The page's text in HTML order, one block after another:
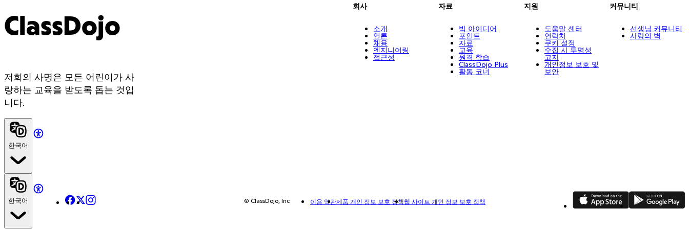
ClassDojo
저희의 사명은 모든 어린이가 사
랑하는 교육을 받도록 돕는 것입
니다.
한국어
회사
소개
언론
채용
엔지니어링
접근성
자료
빅 아이디어
포인트
자료
교육
원격 학습
ClassDojo Plus
활동 코너
지원
도움말 센터
연락처
쿠키 설정
수집 시 투명성
고지
개인정보 보호 및
보안
커뮤니티
선생님 커뮤니티
사랑의 벽
한국어 Facebook
X Instagram © ClassDojo, Inc 이용 약관제품 개인 정보 보호 정책웹 사이트 개인 정보 보호 정책
App Store Google Play